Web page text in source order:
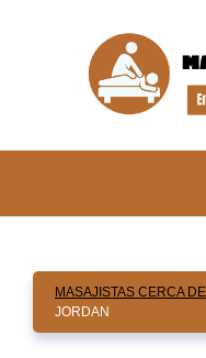
MASAJISTAS CERCA DE
JORDAN